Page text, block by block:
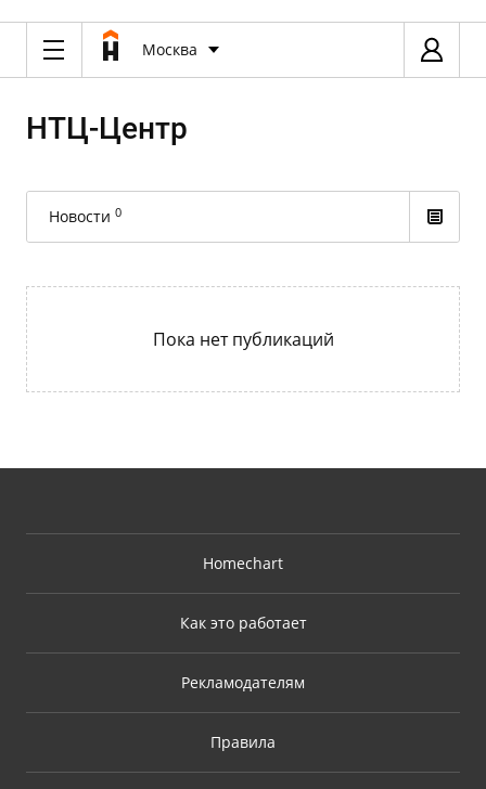
Москва
НТЦ-Центр
Новости 0
Пока нет публикаций
Homechart
Как это работает
Рекламодателям
Правила